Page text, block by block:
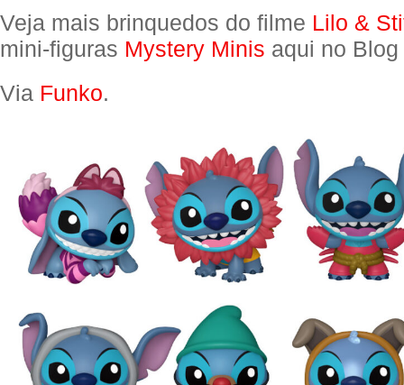
Veja mais brinquedos do filme Lilo &
mini-figuras Mystery Minis aqui no
Via Funko.